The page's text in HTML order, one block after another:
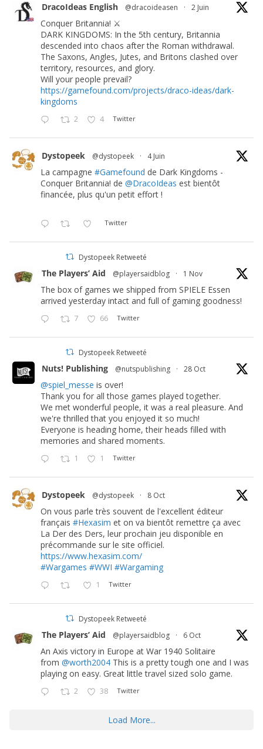
DracoIdeas English @dracoideasen · 2 Juin
Conquer Britannia! ⚔️
DARK KINGDOMS: In the 5th century, Britannia
descended into chaos after the Roman withdrawal.
The Saxons, Angles, Jutes, and Britons clashed over
territory, resources, and glory.
Will your people prevail?
https://gamefound.com/projects/draco-ideas/dark-
kingdoms
2 4 Twitter
Dystopeek @dystopeek · 4 Juin
La campagne #Gamefound de Dark Kingdoms -
Conquer Britannia! de @DracoIdeas est bientôt
financée, plus qu'un petit effort !
Twitter
Dystopeek Retweeté
The Players’ Aid @playersaidblog · 1 Nov
The box of games we shipped from SPIELE Essen
arrived yesterday intact and full of gaming goodness!
7 66 Twitter
Dystopeek Retweeté
Nuts! Publishing @nutspublishing · 28 Oct
@spiel_messe is over!
Thank you for all those games played together.
We met wonderful people, it was a real pleasure. And
we're thrilled that you enjoyed it so much!
Everyone is heading home, their heads filled with
memories and shared moments.
1 1 Twitter
Dystopeek @dystopeek · 8 Oct
On vous parle très souvent de l'excellent éditeur
français #Hexasim et on va bientôt remettre ça avec
La Der des Ders, leur prochain jeu disponible en
précommande sur le site officiel.
https://www.hexasim.com/
#Wargames #WWI #Wargaming
1 Twitter
Dystopeek Retweeté
The Players’ Aid @playersaidblog · 6 Oct
An Axis victory in Europe at War 1940 Solitaire
from @worth2004 This is a pretty tough one and I was
playing on easy. Great little travel sized solo game.
2 38 Twitter
Load More...